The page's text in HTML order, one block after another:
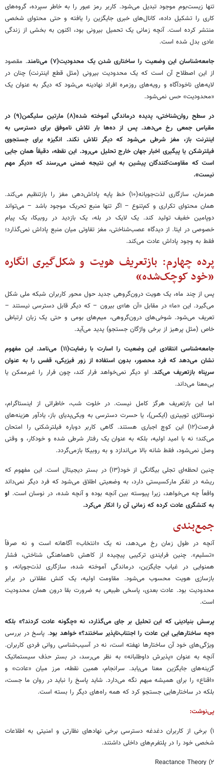
تنها زیست‌بوم موجود تبدیل می‌شود. کاربر رمز عبور را به خاطر سپرده، گروه‌های
کاری را تشکیل داده، کانال‌های خبری جایگزین را یافته و حتی محتوای شخصی
منتشر کرده است. آنچه زمانی یک تحمیل بیرونی بود، اکنون به بخشی از زندگی
عادی بدل شده است.
جامعه‌شناسان این وضعیت را ساختاری شدن یک محدودیت(۷) می‌نامند
. مقصود
از این اصطلاح آن است که یک محدودیت بیرونی (مثل قطع اینترنت) چنان در
لایه‌های ناخودآگاه و رویه‌های روزمره افراد نهادینه می‌شود که دیگر به عنوان یک
«محدودیت» حس نمی‌شود.
در سطح روان‌شناختی، پدیده درماندگی آموخته شده(۸) مارتین سلیگمن(۹) در
مقیاس جمعی رخ می‌دهد. پس از ده‌ها بار تلاش ناموفق برای دسترسی به
اینترنت باز، مغز شرطی می‌شود که دیگر تلاش نکند. انگیزه برای جستجوی
فیلترشکن یا پیگیری اخبار جهان خارج تحلیل می‌رود. این نقطه، دقیقاً همان جایی
است که مقاومت‌کنندگان پیشین به این نتیجه ضمنی می‌رسند که «دیگر مهم
نیست».
همزمان، سازگاری لذت‌جویانه(۱۰) خط پایه پاداش‌دهی مغز را بازتنظیم می‌کند.
همان محتوای تکراری و کم‌تنوع – اگر تنها منبع تحریک موجود باشد – می‌تواند
دوپامین خفیف تولید کند. یک لایک در بله، یک بازدید در روبیکا، یک پیام
خصوصی در ایتا. از دیدگاه عصب‌شناختی، مغز تفاوتی میان منبع پاداش نمی‌گذارد؛
فقط به وجود پاداش عادت می‌کند.
پرده چهارم: بازتعریف هویت و شکل‌گیری انگاره
«خود کوچک‌شده»
پس از چند ماه، یک هویت درون‌گروهی جدید حول محور کاربران شبکه ملی شکل
می‌گیرد. این «ما» در مقابل «آن ها»ی بیرون – که دیگر قابل دسترسی نیستند –
تعریف می‌شود. شوخی‌های درون‌گروهی، میم‌های بومی و حتی یک زبان ارتباطی
خاص (مثل پرهیز از برخی واژگان جستجو) پدید می‌آید.
جامعه‌شناسی انتقادی این وضعیت را اسارت با رضایت(۱۱) می‌نامد. این مفهوم
نشان می‌دهد که فرد محصور، بدون استفاده از زور فیزیکی، قفس را به عنوان
سرپناه بازتعریف می‌کند. او دیگر نمی‌خواهد فرار کند، چون فرار را غیرممکن یا
بی‌معنا می‌داند.
اما این بازتعریف هرگز کامل نیست. در خلوت شب، خاطراتی از اینستاگرام،
نوستالژی توییتری (ایکس)، یا حسرت دسترسی به ویکی‌پدیای باز، یادآور هزینه‌های
فرصت(۱۲) این کوچ اجباری هستند. گاهی کاربر دوباره فیلترشکنی را امتحان
می‌کند؛ نه با امید اولیه، بلکه به عنوان یک رفتار شرطی شده و خودکار، و وقتی
وصل نمی‌شود، فقط شانه بالا می‌اندازد و به روبیکا بازمی‌گردد.
چنین لحظه‌ای تجلی بیگانگی از خود(۱۳) در بستر دیجیتال است. این مفهوم که
ریشه در تفکر مارکسیستی دارد، به وضعیتی اطلاق می‌شود که فرد دیگر نمی‌داند
واقعاً چه می‌خواهد، زیرا پیوسته بین آنچه بوده و آنچه شده، در نوسان است. او
به کنشگری عادت کرده که زمانی آن را انکار می‌کرد.
جمع‌بندی
آنچه در طول زمان رخ می‌دهد، نه یک «انتخاب» آگاهانه است و نه صرفاً
«تسلیم». چنین فرایندی ترکیبی پیچیده از کاهش ناهماهنگی شناختی، فشار
همنوایی در غیاب جایگزین، درماندگی آموخته شده، سازگاری لذت‌جویانه، و
بازسازی هویت محسوب می‌شود. مقاومت اولیه، یک کنش عقلانی در برابر
محدودیت بود. عادت بعدی، پاسخی طبیعی به ضرورت بقا درون همان محدودیت
است.
پرسش بنیادینی که این تحلیل بر جای می‌گذارد، نه «چگونه عادت کردند؟» بلکه
«چه ساختارهایی این عادت را اجتناب‌ناپذیر ساختند؟» خواهد بود. پاسخ در بررسی
ویژگی‌های خود آن ساختارها نهفته است، نه در آسیب‌شناسی روانی فردی کاربران.
آنچه به عنوان «پذیرش داوطلبانه» به نظر می‌رسد، در بستر حذف سیستماتیک
گزینه‌های جایگزین معنا می‌یابد. سرانجام، همین نقطه، مرز میان «عادت» و
«اقناع» را برای همیشه مبهم نگه می‌دارد. شاید پاسخ را نباید در روان ما جست،
بلکه در ساختارهایی جستجو کرد که همه راه‌های دیگر را بسته‌ است.
پی‌نوشت:
۱) برخی از کاربران دغدغه دسترسی برخی نهادهای نظارتی و امنیتی به اطلاعات
شخصی خود را در پلتفرم‌های داخلی داشتند.
۲) Reactance Theory